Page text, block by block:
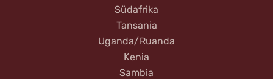
Südafrika
Tansania
Uganda/Ruanda
Kenia
Sambia